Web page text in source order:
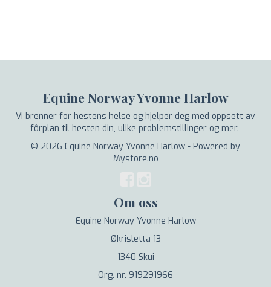
Equine Norway Yvonne Harlow
Vi brenner for hestens helse og hjelper deg med oppsett av
fôrplan til hesten din, ulike problemstillinger og mer.
© 2026 Equine Norway Yvonne Harlow - Powered by
Mystore.no
Om oss
Equine Norway Yvonne Harlow
Økrisletta 13
1340 Skui
Org. nr. 919291966